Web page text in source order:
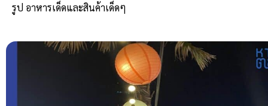
รูป อาหารเด็ดและสินค้าเด็ดๆ